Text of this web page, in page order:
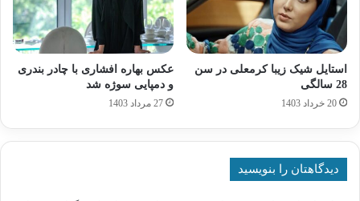
استایل شیک زیبا کرمعلی در سن
28 سالگی
20 خرداد 1403
عکس بهاره افشاری با چادر بندری
و دمپایی سوژه شد
27 مرداد 1403
دیدگاهتان را بنویسید